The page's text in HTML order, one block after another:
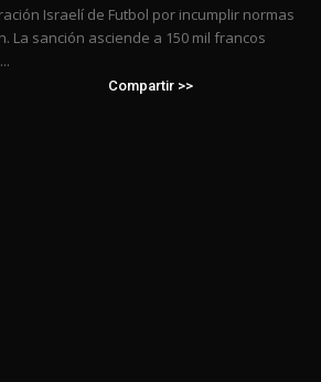
Israelí de Futbol por incumplir normas
La sanción asciende a 150 mil francos
Compartir >>